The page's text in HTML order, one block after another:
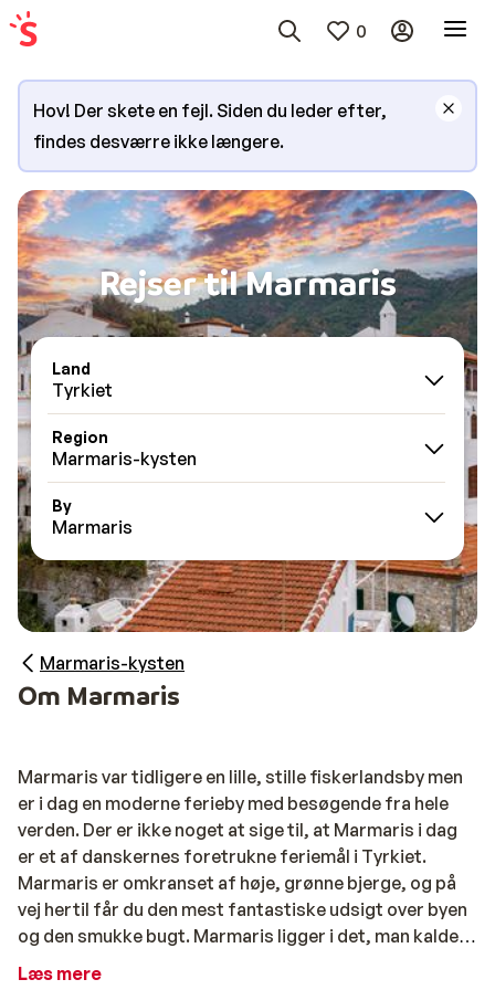
0
Hov! Der skete en fejl. Siden du leder efter,
findes desværre ikke længere.
Rejser til Marmaris
Land
Tyrkiet
Region
Marmaris-kysten
By
Marmaris
Marmaris-kysten
Om Marmaris
Marmaris var tidligere en lille, stille fiskerlandsby men
er i dag en moderne ferieby med besøgende fra hele
verden. Der er ikke noget at sige til, at Marmaris i dag
er et af danskernes foretrukne feriemål i Tyrkiet.
Marmaris er omkranset af høje, grønne bjerge, og på
vej hertil får du den mest fantastiske udsigt over byen
og den smukke bugt. Marmaris ligger i det, man kalder
det grønne hjørne af Tyrkiet, og naturen her er
Læs mere